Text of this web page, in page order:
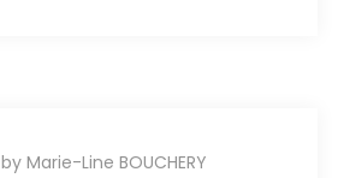
byMarie-Line BOUCHERY